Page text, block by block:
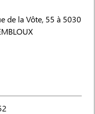
de la Vôte, 55 à 5030